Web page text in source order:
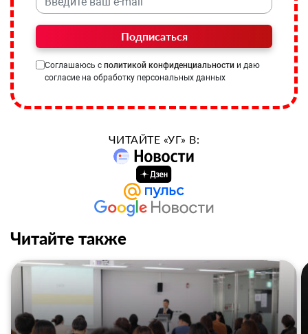
Подписаться
Соглашаюсь с политикой конфиденциальности и даю
согласие на обработку персональных данных
ЧИТАЙТЕ «УГ» В:
Читайте также